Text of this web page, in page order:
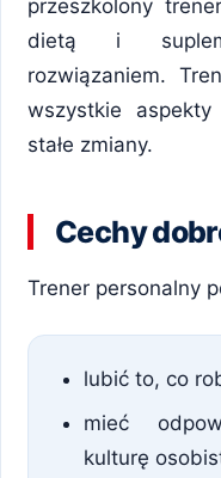
przeszkolony
dietą i
rozwiązaniem.
wszystkie
stałe zmiany.
Cechy
Trener personalny
lubić to, co
mieć
kulturę